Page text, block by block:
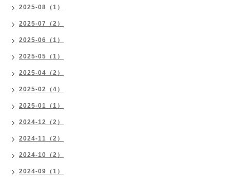
2025-08（1）
2025-07（2）
2025-06（1）
2025-05（1）
2025-04（2）
2025-02（4）
2025-01（1）
2024-12（2）
2024-11（2）
2024-10（2）
2024-09（1）